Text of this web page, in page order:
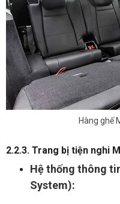
Hàng ghế
2.2.3. Trang bị tiện nghi
Hệ thống thông
System):